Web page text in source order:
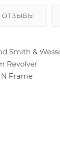
ОТЗЫВЫ
Smith &
Revolver
Frame